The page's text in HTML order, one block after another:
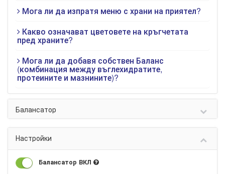
Мога ли да изпратя меню с храни на приятел?
Какво означават цветовете на кръгчетата
пред храните?
Мога ли да добавя собствен Баланс
(комбинация между въглехидратите,
протеините и мазнините)?
Балансатор
Настройки
Балансатор ВКЛ